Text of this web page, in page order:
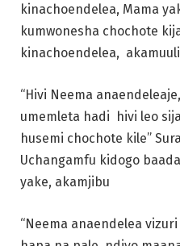
kinachoendelea, Mama
kumwonesha chochote
kinachoendelea,
“Hivi Neema
umemleta hadi hivi leo
husemi chochote kile”
Uchangamfu kidogo
yake, akamjibu
“Neema anaendelea